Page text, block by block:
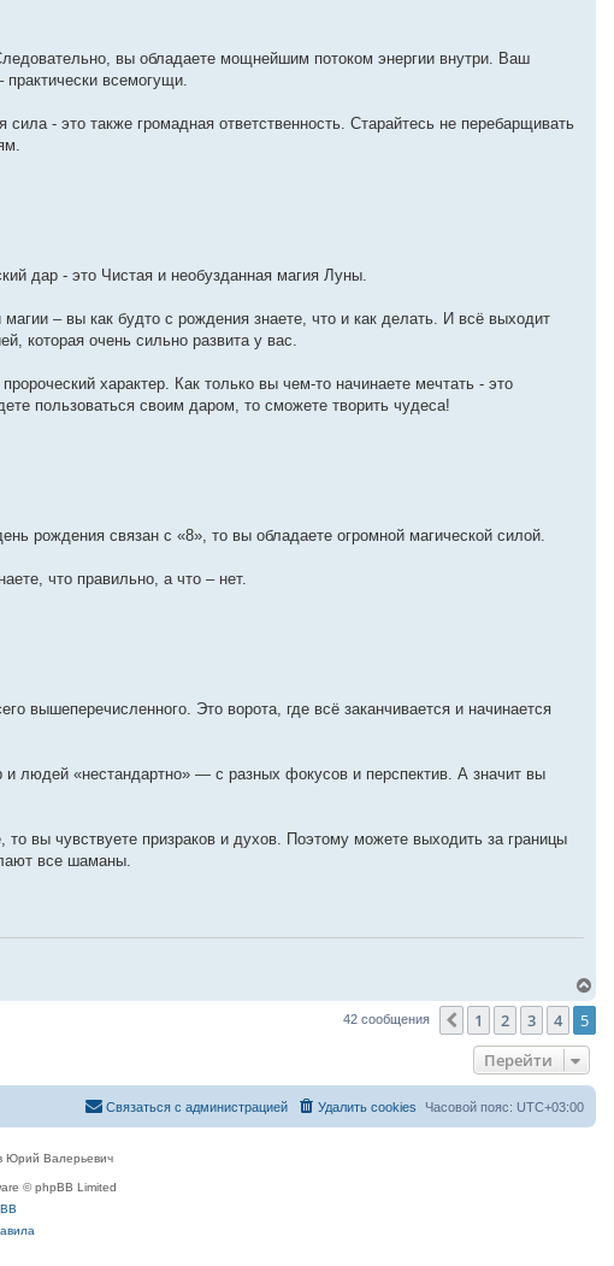
вы обладаете мощнейшим потоком энергии внутри. Ваш
всемогущи.
- это также громадная ответственность. Старайтесь не перебарщивать
дар - это Чистая и необузданная магия Луны.
– вы как будто с рождения знаете, что и как делать. И всё выходит
которая очень сильно развита у вас.
характер. Как только вы чем-то начинаете мечтать - это
пользоваться своим даром, то сможете творить чудеса!
рождения связан с «8», то вы обладаете огромной магической силой.
что правильно, а что – нет.
вышеперечисленного. Это ворота, где всё заканчивается и начинается
и людей «нестандартно» — с разных фокусов и перспектив. А значит вы
вы чувствуете призраков и духов. Поэтому можете выходить за границы
все шаманы.
н
я
42 сообщения Пред.
1 2 3 4 5
Перейти
Часовой пояс: UTC+03:00
Удалить cookies
Связаться с администрацией
Юрий Валерьевич
© phpBB Limited